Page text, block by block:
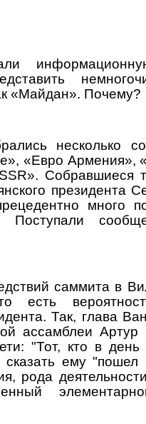
«Майдан». Почему?
несколько
«Евро Армения»,
Собравшиеся
президента
много
Поступали
саммита в
есть
Так, глава
ассамблеи
"Тот, кто в
ему "пошел
рода